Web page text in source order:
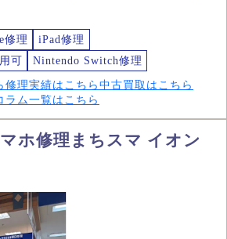
修理
iPad修理
可
Nintendo Switch修理
修理実績はこちら 中古買取はこちら
ラム一覧はこちら
ホ修理まちスマ イオン